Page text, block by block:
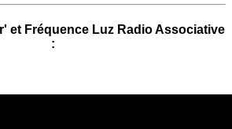
et Fréquence Luz Radio Associative
: